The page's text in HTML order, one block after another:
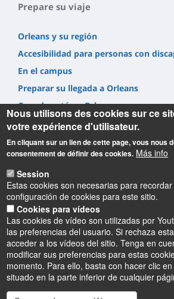
Prepare su viaje
Orleans y su región
Accesibilidad para personas con
En el campus
Preparar su llegada a Orleans
Cuando esté en Orleans
Informations
Institut de français de l’Université
10 rue de Tours – BP 46527
45065 Orléans cedex 2
France
Nous utilisons des cookies sur ce
votre expérience d'utilisateur.
En cliquant sur un lien de cette page, vous nous
consentement de définir des cookies. Más info
Session
Estas cookies son necesarias para
configuración de cookies para este sitio.
Cookies para vídeos
Las cookies de vídeo son utilizadas por
las preferencias del usuario. Si rechaza
acceder a los vídeos del sitio. Tenga en
modificar sus preferencias para estas
momento. Para ello, basta con hacer clic
situado en la parte inferior de cualquier